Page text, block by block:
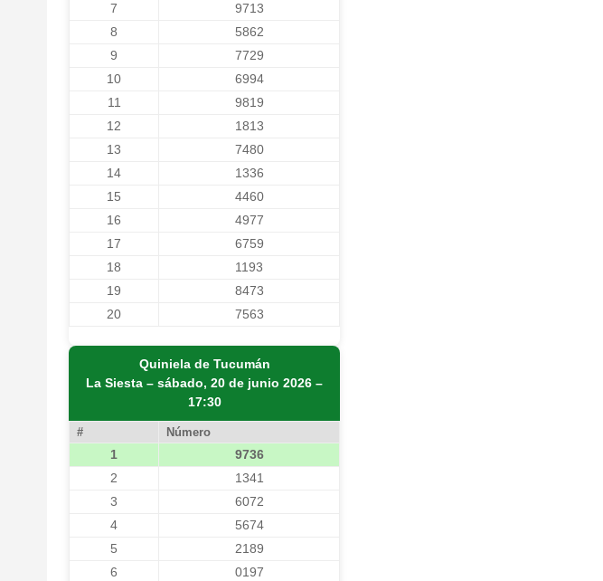
7
9713
8
5862
9
7729
10
6994
11
9819
12
1813
13
7480
14
1336
15
4460
16
4977
17
6759
18
1193
19
8473
20
7563
Quiniela de Tucumán
La Siesta – sábado, 20 de junio 2026 –
17:30
# Número
1
9736
2
1341
3
6072
4
5674
5
2189
6
0197